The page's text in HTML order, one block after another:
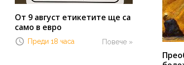
От 9 август етикетите ще са
само в евро
Повече »
Преди 18 часа